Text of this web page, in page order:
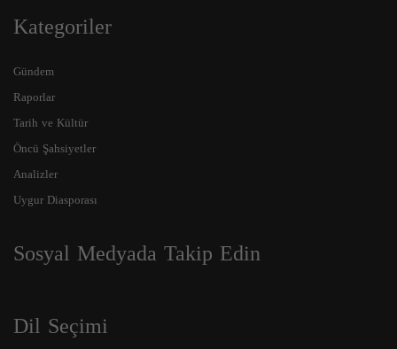
Kategoriler
Gündem
Raporlar
Tarih ve Kültür
Öncü Şahsiyetler
Analizler
Uygur Diasporası
Sosyal Medyada Takip Edin
Dil Seçimi